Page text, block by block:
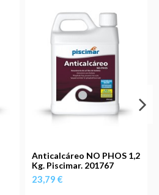
Anticalcáreo NO PHOS 1,2
Kg. Piscimar. 201767
23,79 €